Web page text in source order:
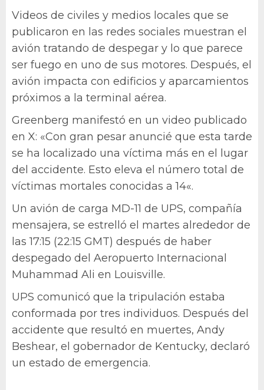
Videos de civiles y medios locales que se
publicaron en las redes sociales muestran el
avión tratando de despegar y lo que parece
ser fuego en uno de sus motores. Después, el
avión impacta con edificios y aparcamientos
próximos a la terminal aérea.
Greenberg manifestó en un video publicado
en X: «Con gran pesar anuncié que esta tarde
se ha localizado una víctima más en el lugar
del accidente. Esto eleva el número total de
víctimas mortales conocidas a 14«.
Un avión de carga MD-11 de UPS, compañía
mensajera, se estrelló el martes alrededor de
las 17:15 (22:15 GMT) después de haber
despegado del Aeropuerto Internacional
Muhammad Ali en Louisville.
UPS comunicó que la tripulación estaba
conformada por tres individuos. Después del
accidente que resultó en muertes, Andy
Beshear, el gobernador de Kentucky, declaró
un estado de emergencia.